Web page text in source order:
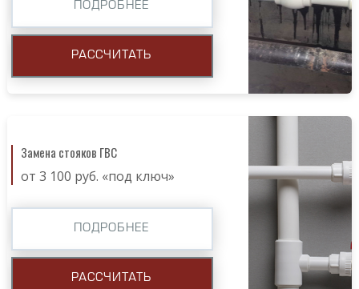
ПОДРОБНЕЕ
РАССЧИТАТЬ
Замена стояков ГВС
от 3 100 руб. «под ключ»
ПОДРОБНЕЕ
РАССЧИТАТЬ